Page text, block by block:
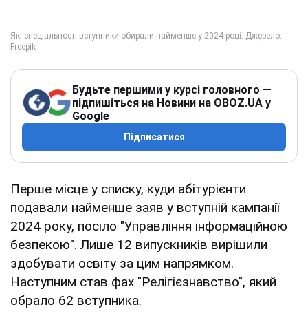
Будьте першими у курсі головного —
підпишіться на Новини на OBOZ.UA у
Google
Підписатися
Перше місце у списку, куди абітурієнти
подавали найменше заяв у вступній кампанії
2024 року, посіло "Управління інформаційною
безпекою". Лише 12 випускників вирішили
здобувати освіту за цим напрямком.
Наступним став фах "Релігієзнавство", який
обрало 62 вступника.